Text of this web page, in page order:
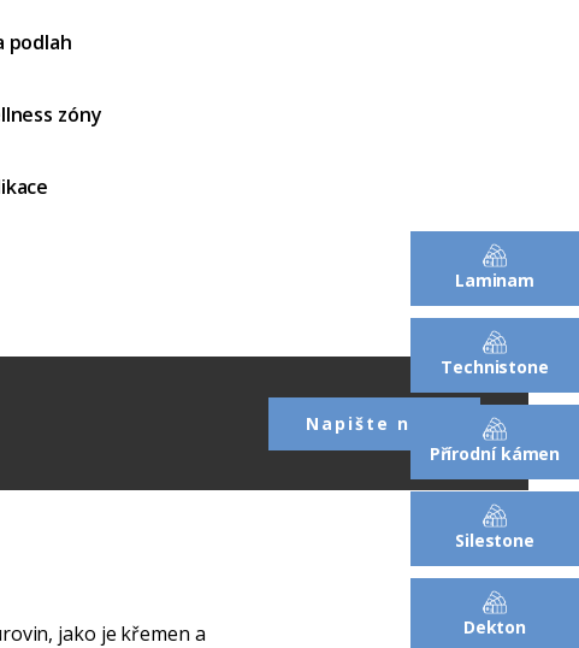
podlah
zóny
Napište nám
jako je křemen a
Laminam
Technistone
Přírodní kámen
Silestone
Dekton